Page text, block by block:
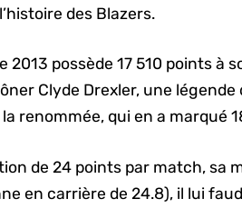
des Blazers.
2013 possède 17 510 points à
Clyde Drexler, une légende
renommée, qui en a marqué
de 24 points par match, sa
en carrière de 24.8), il lui